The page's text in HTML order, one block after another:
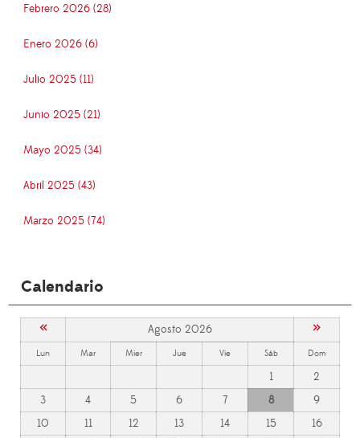
Febrero 2026 (28)
Enero 2026 (6)
Julio 2025 (11)
Junio 2025 (21)
Mayo 2025 (34)
Abril 2025 (43)
Marzo 2025 (74)
Calendario
« Agosto 2026 »
Lun Mar Mier Jue Vie Sáb Dom
1
2
3
4 5 6 7 8
9
10
11 12 13 14 15
16